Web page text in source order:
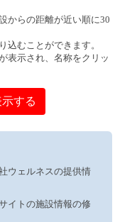
からの距離が近い順に30
込むことができます。
表示され、名称をクリッ
する
ウェルネスの提供情
イトの施設情報の修